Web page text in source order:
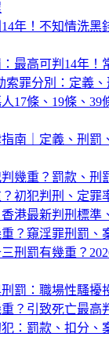
年！不知情洗黑
最高可判14年！
索罪分別：定義
17條、19條、39
南｜定義、刑罰
幾重？罰款、刑
初犯判刑、定罪
港最新判刑標準
？窺淫罪刑罰、
刑罰有幾重？
罰：職場性騷擾
？引致死亡最高
：罰款、扣分、